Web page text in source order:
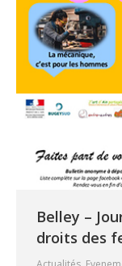
Belley –
droits des